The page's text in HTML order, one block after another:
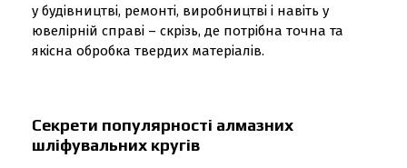
у будівництві, ремонті, виробництві і навіть у
ювелірній справі – скрізь, де потрібна точна та
якісна обробка твердих матеріалів.
Секрети популярності алмазних
шліфувальних кругів